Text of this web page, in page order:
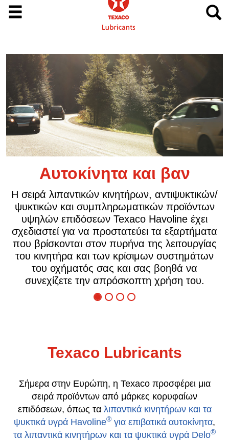
Φορτηγά και
Τα προηγμένα προϊόντα Texaco Delo
σχεδιασμένα για να προσφέρουν
επιπέδου προστασία στον κινητήρα και
σύστημα μετάδοσης με
εξοικονόμηση καυσίμου, γεγονός που
ότι είτε αναζητάτε μειωμένο κόστος
λειτουργίας είτε λιγότερο χρόνο
ακινητοποίησης, η Texaco Delo μπορεί
βοηθήσει να εξοικονομήσετε χρήματα.
Σήμερα στην Ευρώπη, η Texaco προσφέρει μια
σειρά προϊόντων από μάρκες κορυφαίων
επιδόσεων, όπως ταλιπαντικά κινητήρων και τα
ψυκτικά υγρά Havoline ®για επιβατικά αυτοκίνητα,